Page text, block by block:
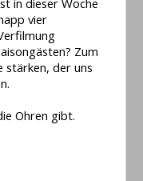
in dieser Woche
vier
Zum
stärken, der uns
Ohren gibt.